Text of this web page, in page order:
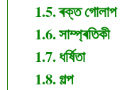
ৰক্ত গোলাপ
সাম্প্ৰতিকী
ধৰ্ষিতা
গল্প